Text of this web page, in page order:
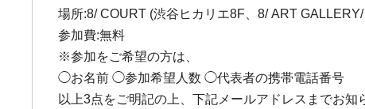
場所:8/ COURT (渋谷ヒカリエ8F、8/ ART
参加費:無料
※参加をご希望の方は、
◯お名前 ◯参加希望人数 ◯代表者の携帯電話番号
以上3点をご明記の上、下記メールアドレスまでお